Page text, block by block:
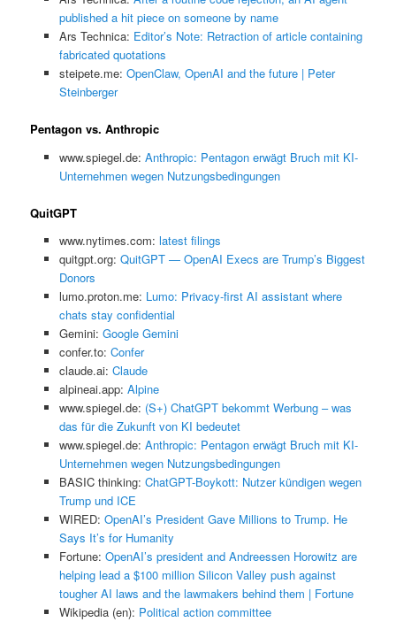
published a hit piece on someone by name
Ars Technica: Editor’s Note: Retraction of article containing
fabricated quotations
steipete.me: OpenClaw, OpenAI and the future | Peter
Steinberger
Pentagon vs. Anthropic
www.spiegel.de: Anthropic: Pentagon erwägt Bruch mit KI-
Unternehmen wegen Nutzungsbedingungen
QuitGPT
www.nytimes.com: latest filings
quitgpt.org: QuitGPT — OpenAI Execs are Trump’s Biggest
Donors
lumo.proton.me: Lumo: Privacy-first AI assistant where
chats stay confidential
Gemini: ‎Google Gemini
confer.to: Confer
claude.ai: Claude
alpineai.app: Alpine
www.spiegel.de: (S+) ChatGPT bekommt Werbung – was
das für die Zukunft von KI bedeutet
www.spiegel.de: Anthropic: Pentagon erwägt Bruch mit KI-
Unternehmen wegen Nutzungsbedingungen
BASIC thinking: ChatGPT-Boykott: Nutzer kündigen wegen
Trump und ICE
WIRED: OpenAI’s President Gave Millions to Trump. He
Says It’s for Humanity
Fortune: OpenAI’s president and Andreessen Horowitz are
helping lead a $100 million Silicon Valley push against
tougher AI laws and the lawmakers behind them | Fortune
Wikipedia (en): Political action committee